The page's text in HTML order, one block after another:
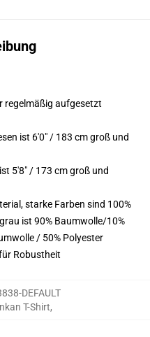
regelmäßig aufgesetzt
ist 6'0" / 183 cm groß und
5'8" / 173 cm groß und
starke Farben sind 100%
ist 90% Baumwolle/10%
/ 50% Polyester
Robustheit
DEFAULT
T-Shirt,